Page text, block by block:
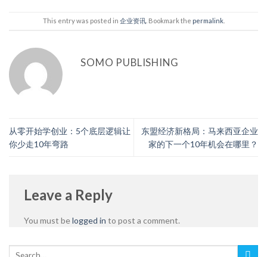
This entry was posted in 企业资讯. Bookmark the permalink.
SOMO PUBLISHING
从零开始学创业：5个底层逻辑让
你少走10年弯路
东盟经济新格局：马来西亚企业
家的下一个10年机会在哪里？
Leave a Reply
You must belogged in to post a comment.